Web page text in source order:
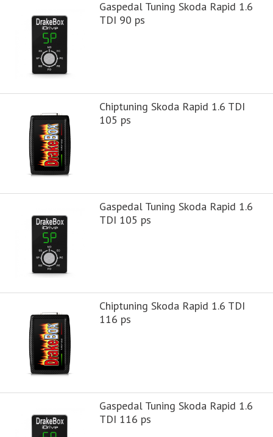
Gaspedal Tuning Skoda Rapid 1.6
TDI 90 ps
Chiptuning Skoda Rapid 1.6 TDI
105 ps
Gaspedal Tuning Skoda Rapid 1.6
TDI 105 ps
Chiptuning Skoda Rapid 1.6 TDI
116 ps
Gaspedal Tuning Skoda Rapid 1.6
TDI 116 ps